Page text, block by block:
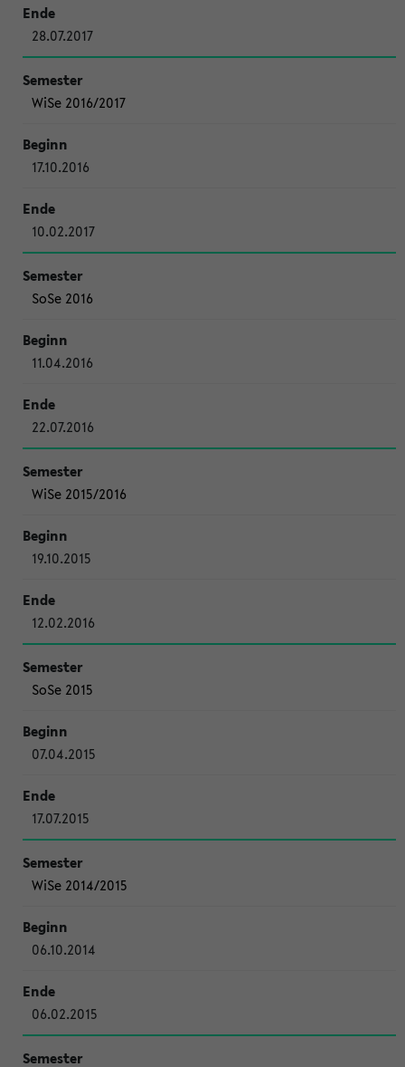
28.07.2017
WiSe 2016/2017
17.10.2016
10.02.2017
SoSe 2016
11.04.2016
22.07.2016
WiSe 2015/2016
19.10.2015
12.02.2016
SoSe 2015
07.04.2015
17.07.2015
WiSe 2014/2015
06.10.2014
06.02.2015